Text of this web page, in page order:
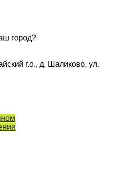
город?
г.о., д. Шаликово, ул.